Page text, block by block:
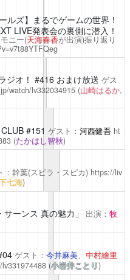
ルズ】まるでゲームの世界！
LIVE発表会の裏側に潜入！
ニー(天海春香が出演)振り返り
ジオ！ #416 おまけ放送 ゲス
watch/lv332034915 (山崎はるか,
#151 ゲスト： 河西健吾 ht
(たかはし智秋)
：幹葉(スピラ・スピカ) https://liv
七海)
ーンス 真の魅力」 出演： 牧
ゲスト： 今井麻美、 中村繪里
(小岩井ことり)